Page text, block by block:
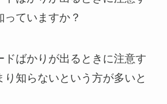
ていますか？
ドばかりが出るときに注意す
知らないという方が多いと